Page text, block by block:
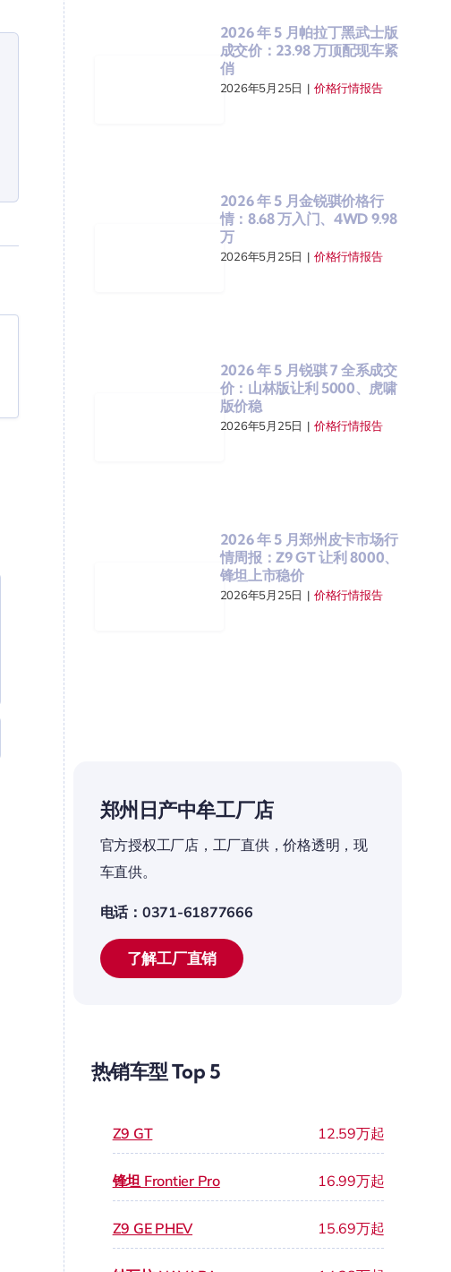
2026 年 5 月帕拉丁黑武士版
成交价：23.98 万顶配现车紧
俏
2026年5月25日 | 价格行情报告
2026 年 5 月金锐骐价格行
情：8.68 万入门、4WD 9.98
万
2026年5月25日 | 价格行情报告
2026 年 5 月锐骐 7 全系成交
价：山林版让利 5000、虎啸
版价稳
2026年5月25日 | 价格行情报告
2026 年 5 月郑州皮卡市场行
情周报：Z9 GT 让利 8000、
锋坦上市稳价
2026年5月25日 | 价格行情报告
郑州日产中牟工厂店
官方授权工厂店，工厂直供，价格透明，现
车直供。
电话：0371-61877666
了解工厂直销
热销车型 Top 5
Z9 GT 12.59万起
锋坦 Frontier Pro 16.99万起
Z9 GE PHEV 15.69万起